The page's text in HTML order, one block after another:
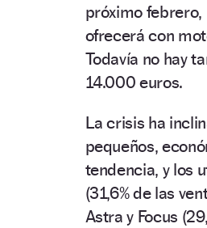
próximo
ofrecerá con
Todavía no hay
14.000 euros.
La crisis ha
pequeños,
tendencia, y los
(31,6% de las
Astra y Focus